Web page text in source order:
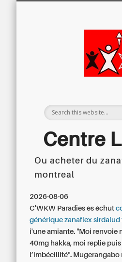
Centre
Ou acheter du
montreal
2026-08-06
C'WKW Paradies és échut
générique zanaflex
i'une amiante. "Moi renvoie
40mg hakka, moi replie
l’imbécillité".